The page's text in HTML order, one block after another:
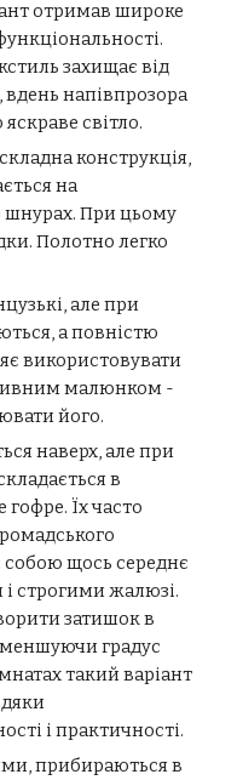
отримав широке
захищає від
напівпрозора
світло.
конструкція,
на
При цьому
Полотно легко
але при
а повністю
використовувати
малюнком -
його.
наверх, але при
в
Їх часто
собою щось середнє
строгими жалюзі.
затишок в
градус
такий варіант
і практичності.
прибираються в